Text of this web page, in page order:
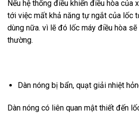
Nếu hệ thống điều khiển điều hòa của
tới việc mất khả năng tự ngắt của lốc
dùng nữa. vì lẽ đó lốc máy điều hòa sẽ
thường.
Dàn nóng bị bẩn, quạt giải nhiệt
Dàn nóng có liên quan mật thiết đến